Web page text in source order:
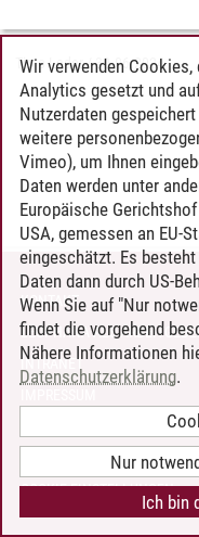
Timo Leder/30.06.2024
KONTAKT
LEUPHANA ALS
INTRANET
BARRIEREFREIHEIT
COOKIE-EINSTELLUNGEN
Wir verwenden
Analytics gesetzt und
Nutzerdaten
weitere
Vimeo), um Ihnen
Daten werden unter
Europäische
USA, gemessen an EU-
eingeschätzt. Es
Daten dann durch US-
Wenn Sie auf "Nur
findet die vorgehend
Nähere Informationen
Datenschutzerklärung.
Nur
Ich bin